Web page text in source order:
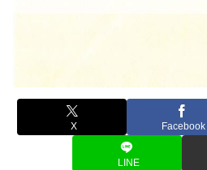
X Facebook
LINE